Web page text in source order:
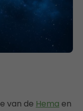
van de Hema en